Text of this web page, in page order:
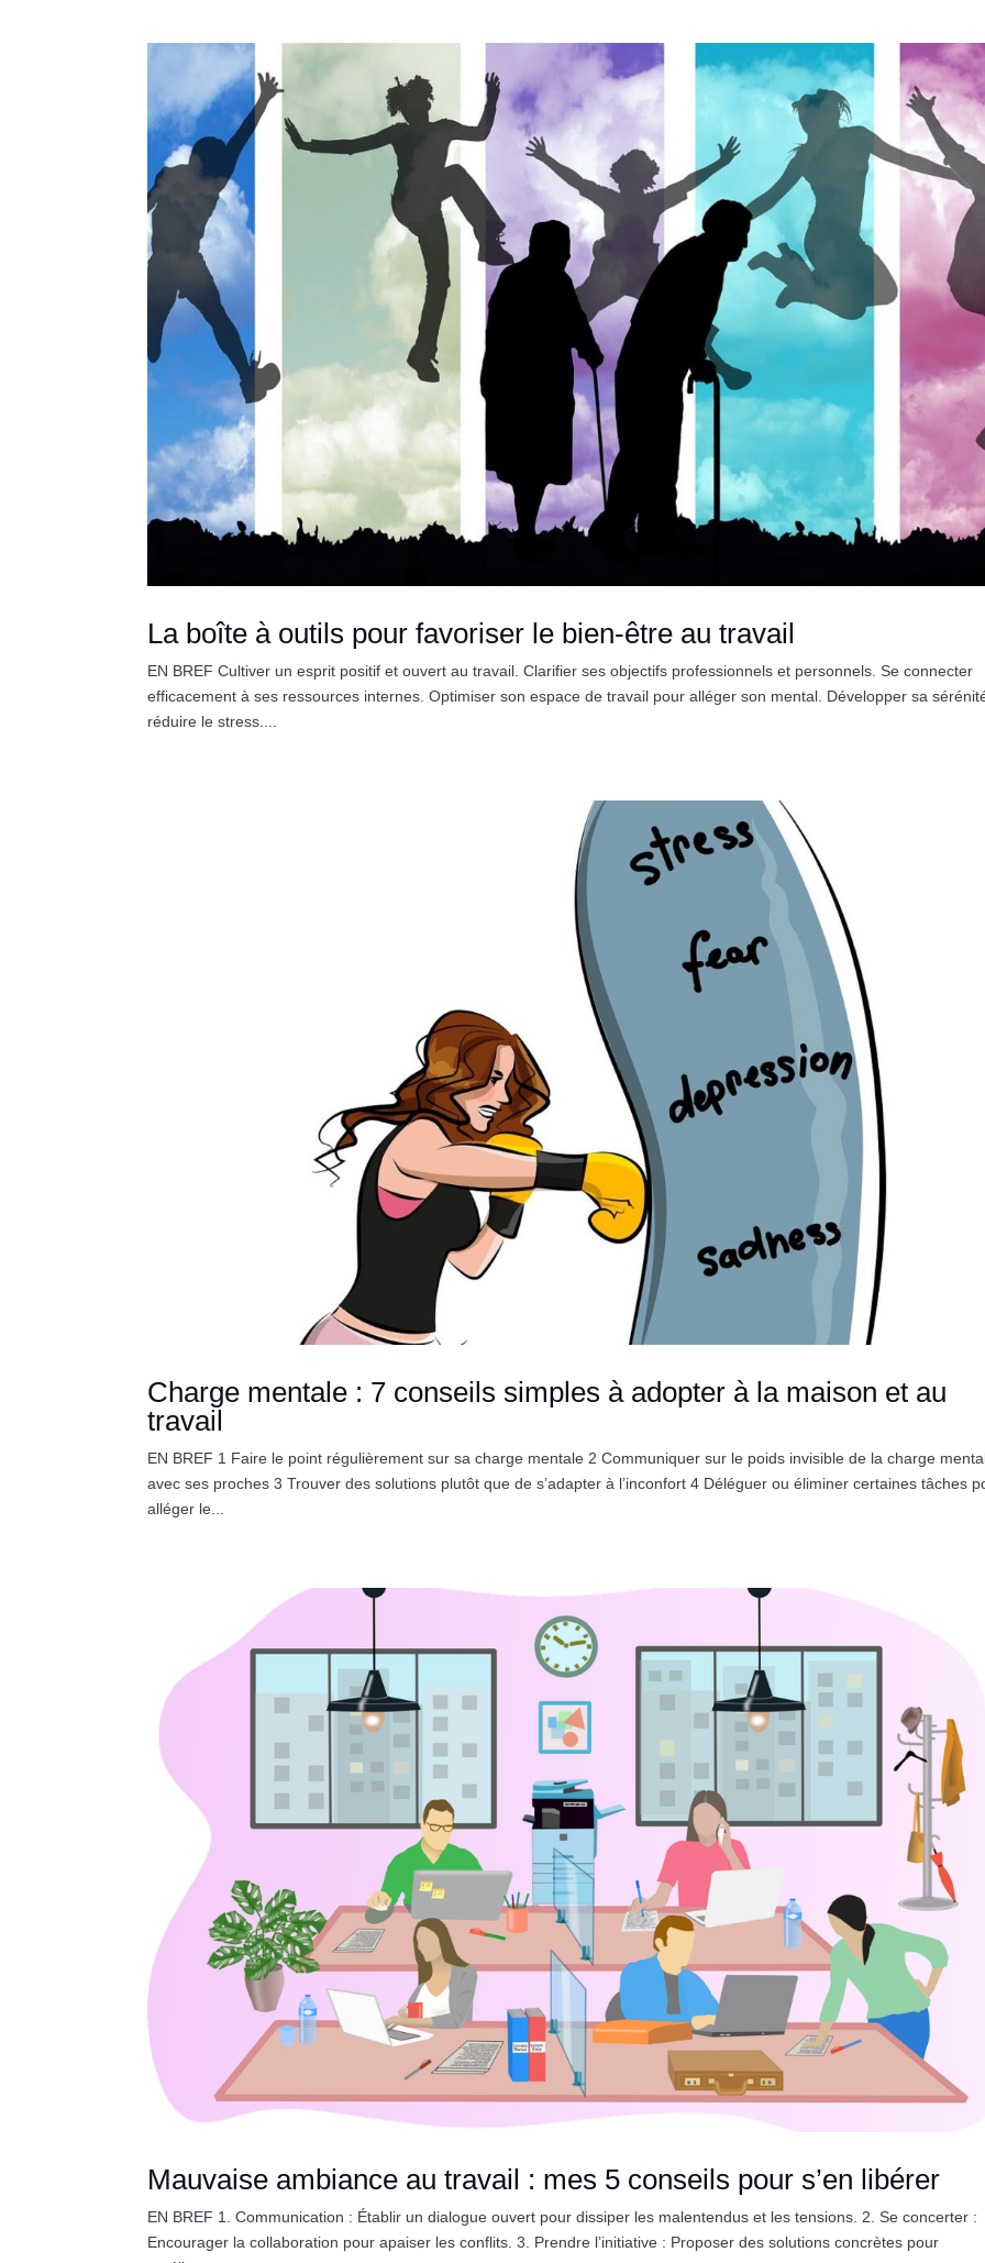
La boîte à outils pour favoriser le bien-être au travail
EN BREF Cultiver un esprit positif et ouvert au travail. Clarifier ses objectifs professionnels et personnels. Se connecter
efficacement à ses ressources internes. Optimiser son espace de travail pour alléger son mental. Développer sa
réduire le stress....
Charge mentale : 7 conseils simples à adopter à la maison et au
travail
EN BREF 1 Faire le point régulièrement sur sa charge mentale 2 Communiquer sur le poids invisible de la charge
avec ses proches 3 Trouver des solutions plutôt que de s’adapter à l’inconfort 4 Déléguer ou éliminer certaines tâches
alléger le...
Mauvaise ambiance au travail : mes 5 conseils pour s’en libérer
EN BREF 1. Communication : Établir un dialogue ouvert pour dissiper les malentendus et les tensions. 2. Se concerter :
Encourager la collaboration pour apaiser les conflits. 3. Prendre l’initiative : Proposer des solutions concrètes pour